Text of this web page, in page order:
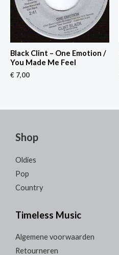
Black Clint – One Emotion /
You Made Me Feel
€ 7,00
Shop
Oldies
Pop
Country
Timeless Music
Algemene voorwaarden
Retourneren